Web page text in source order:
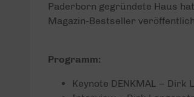
Paderborn gegründete Haus
Magazin-Bestseller
Programm:
Keynote DENKMAL – Dirk